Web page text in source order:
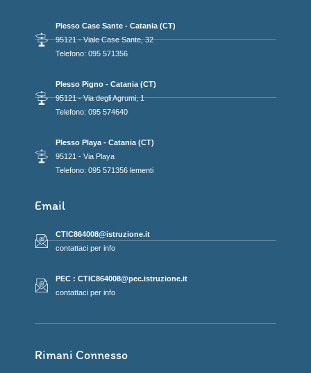
Plesso Case Sante - Catania (CT)
95121 - Viale Case Sante, 32
Telefono: 095 571356
Plesso Pigno - Catania (CT)
95121 - Via degli Agrumi, 1
Telefono: 095 574640
Plesso Playa - Catania (CT)
95121 - Via Playa
Telefono: 095 571356 lementi
Email
CTIC864008@istruzione.it
contattaci per info
PEC : CTIC864008@pec.istruzione.it
contattaci per info
Rimani Connesso